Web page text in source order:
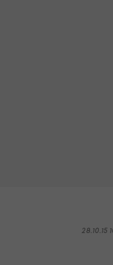
28.10.15